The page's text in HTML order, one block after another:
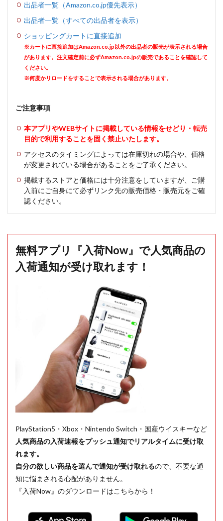
出品者一覧（Amazon.co.jp優先表示）
出品者一覧（すべての出品者を表示）
ショッピングカートに直接追加
※カートに直接追加はAmazon.co.jp以外の出品者の販売が表示される場合
があります。注文確定前に必ずAmazon.co.jpの販売であることを確認して
ください。
※何度かリロードをすることで表示される場合があります。
ご注意事項
本アプリやWEBサイトに掲載している情報をせどり・転売
目的で利用することを固く禁止いたします。
アクセスのタイミングによっては在庫切れの場合や、価格
が変更されている場合があることをご了承ください。
掲載するストアと価格には十分注意をしていますが、ご購
入前にご自身にて必ずリンク先の販売価格・販売元をご確
認ください。
無料アプリ『入荷Now』で人気商品の
入荷通知が受け取れます！
PlayStation5・Xbox・Nintendo Switch・国産ウイスキーなど
人気商品の入荷速報をプッシュ通知でリアルタイムに受け取
れます。
自分の欲しい商品を選んで通知が受け取れるので、不要な通
知に悩まされる心配がありません。
『入荷Now』のダウンロードはこちらから！